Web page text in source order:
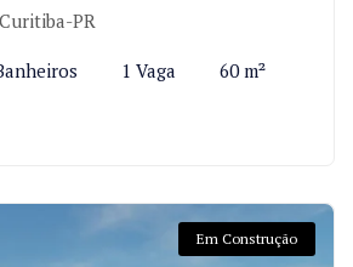
PR
1 Vaga 60 m²
Em Construção